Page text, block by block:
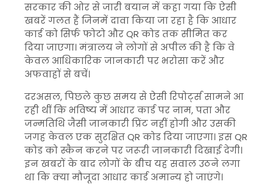
सरकार की ओर से जारी बयान में कहा गया कि ऐसी
खबरें गलत हैं जिनमें दावा किया जा रहा है कि आधार
कार्ड को सिर्फ फोटो और QR कोड तक सीमित कर
दिया जाएगा। मंत्रालय ने लोगों से अपील की है कि वे
केवल आधिकारिक जानकारी पर भरोसा करें और
अफवाहों से बचें।
दरअसल, पिछले कुछ समय से ऐसी रिपोर्ट्स सामने आ
रही थीं कि भविष्य में आधार कार्ड पर नाम, पता और
जन्मतिथि जैसी जानकारी प्रिंट नहीं होगी और उसकी
जगह केवल एक सुरक्षित QR कोड दिया जाएगा। इस QR
कोड को स्कैन करने पर जरूरी जानकारी दिखाई देगी।
इन खबरों के बाद लोगों के बीच यह सवाल उठने लगा
था कि क्या मौजूदा आधार कार्ड अमान्य हो जाएंगे।